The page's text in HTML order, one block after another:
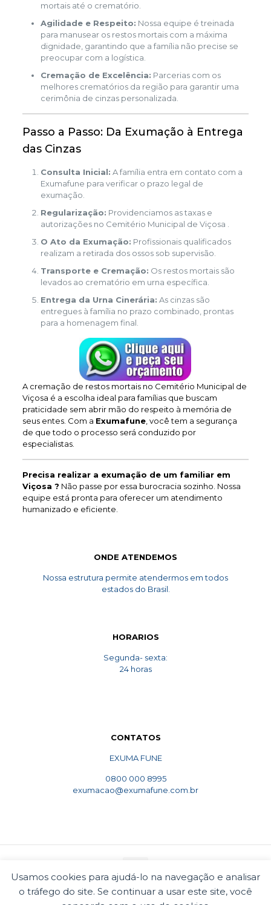
Usamos cookies para ajudá-lo na navegação e analisar
o tráfego do site. Se continuar a usar este site, você
mortais até o crematório.
Agilidade e Respeito: Nossa equipe é treinada
para manusear os restos mortais com a máxima
dignidade, garantindo que a família não precise se
preocupar com a logística.
Cremação de Excelência: Parcerias com os
melhores crematórios da região para garantir uma
cerimônia de cinzas personalizada.
Passo a Passo: Da Exumação à Entrega
das Cinzas
Consulta Inicial: A família entra em contato com a
Exumafune para verificar o prazo legal de
exumação.
Regularização: Providenciamos as taxas e
autorizações no Cemitério Municipal de Viçosa .
O Ato da Exumação: Profissionais qualificados
realizam a retirada dos ossos sob supervisão.
Transporte e Cremação: Os restos mortais são
levados ao crematório em urna específica.
Entrega da Urna Cinerária: As cinzas são
entregues à família no prazo combinado, prontas
para a homenagem final.
A cremação de restos mortais no Cemitério Municipal de
Viçosa é a escolha ideal para famílias que buscam
praticidade sem abrir mão do respeito à memória de
seus entes. Com a Exumafune, você tem a segurança
de que todo o processo será conduzido por
especialistas.
Precisa realizar a exumação de um familiar em
Viçosa ? Não passe por essa burocracia sozinho. Nossa
equipe está pronta para oferecer um atendimento
humanizado e eficiente.
ONDE ATENDEMOS
Nossa estrutura permite atendermos em todos
estados do Brasil.
HORARIOS
Segunda- sexta:
24 horas
CONTATOS
EXUMA FUNE
0800 000 8995
exumacao@exumafune.com.br
© 2010 Exumafune. Todos direitos reservados- Ligue